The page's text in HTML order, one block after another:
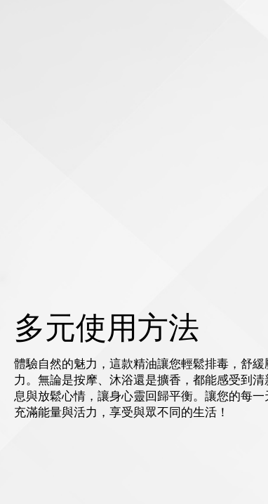
多元使用方法
體驗自然的魅力，這款精油讓您輕鬆排毒，舒緩
力。無論是按摩、沐浴還是擴香，都能感受到清
息與放鬆心情，讓身心靈回歸平衡。讓您的每一
充滿能量與活力，享受與眾不同的生活！